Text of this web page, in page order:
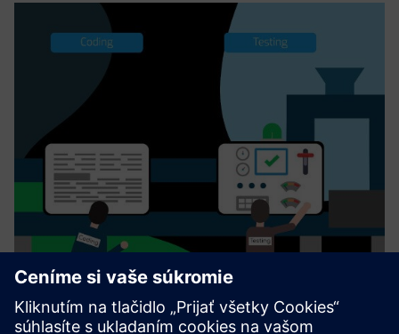
Menditect Test Automation
Menditect Menditect Test Automation (MTA) zvyšuje